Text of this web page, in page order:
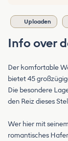
Uploaden
Info over
Der komfortable
bietet 45
Die besondere
den Reiz dieses
Wer hier mit
romantisches